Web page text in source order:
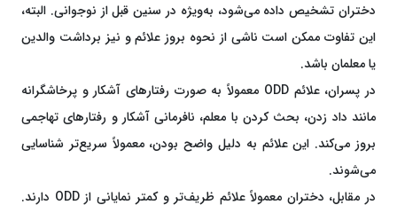
دختران تشخیص داده می‌شود، به‌ویژه در سنین قبل از نوجوانی. البته،
این تفاوت ممکن است ناشی از نحوه بروز علائم و نیز برداشت والدین
یا معلمان باشد.
در پسران، علائم ODD معمولاً به صورت رفتارهای آشکار و پرخاشگرانه
مانند داد زدن، بحث کردن با معلم، نافرمانی آشکار و رفتارهای تهاجمی
بروز می‌کند. این علائم به دلیل واضح بودن، معمولاً سریع‌تر شناسایی
می‌شوند.
در مقابل، دختران معمولاً علائم ظریف‌تر و کمتر نمایانی از ODD دارند.